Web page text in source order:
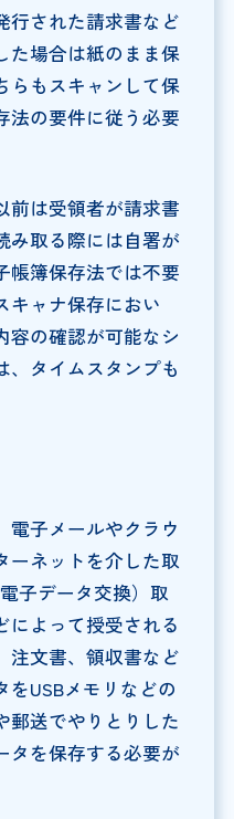
行された請求書など
た場合は紙のまま保
らもスキャンして保
法の要件に従う必要
前は受領者が請求書
み取る際には自署が
帳簿保存法では不要
キャナ保存におい
容の確認が可能なシ
、タイムスタンプも
電子メールやクラウ
ーネットを介した取
子データ交換）取
によって授受される
注文書、領収書など
USBメモリなどの
郵送でやりとりした
タを保存する必要が